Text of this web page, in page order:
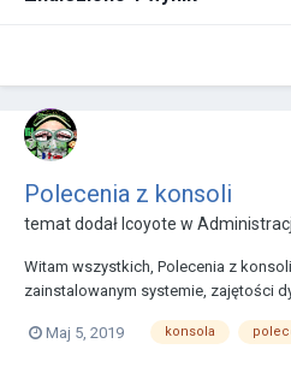
Polecenia z konsoli
temat dodał lcoyote w
Witam wszystkich, Polecenia z
zainstalowanym systemie, zajętości
wiedzieć, gdzie są u mnie zapisane.
Maj 5, 2019 konsola